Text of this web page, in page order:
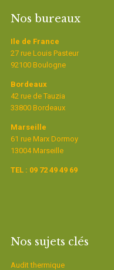
Nos bureaux
Ile de France
27 rue Louis Pasteur
92100 Boulogne
Bordeaux
42 rue de Tauzia
33800 Bordeaux
Marseille
61 rue Marx Dormoy
13004 Marseille
TEL : 09 72 49 49 69
Nos sujets clés
Audit thermique